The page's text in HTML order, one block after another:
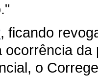
, ficando
ocorrência
o